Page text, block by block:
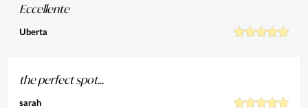
Eccellente
Uberta
the perfect spot...
sarah